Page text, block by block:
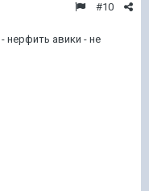
#10
нерфить авики - не